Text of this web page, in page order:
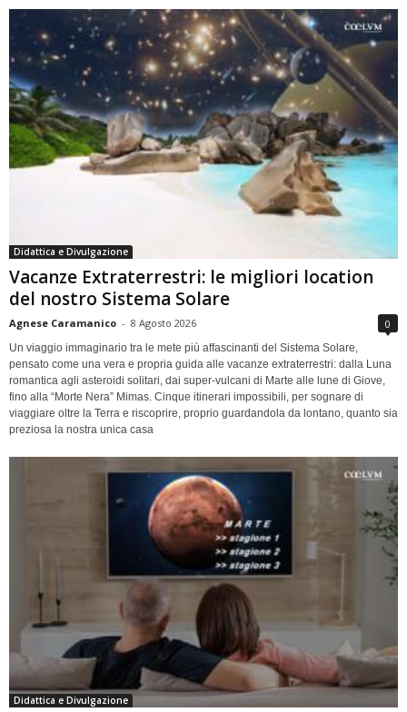
Didattica e Divulgazione
Vacanze Extraterrestri: le migliori location
del nostro Sistema Solare
Agnese Caramanico - 8 Agosto 2026 0
Un viaggio immaginario tra le mete più affascinanti del Sistema Solare,
pensato come una vera e propria guida alle vacanze extraterrestri: dalla Luna
romantica agli asteroidi solitari, dai super-vulcani di Marte alle lune di Giove,
fino alla “Morte Nera” Mimas. Cinque itinerari impossibili, per sognare di
viaggiare oltre la Terra e riscoprire, proprio guardandola da lontano, quanto sia
preziosa la nostra unica casa
Didattica e Divulgazione